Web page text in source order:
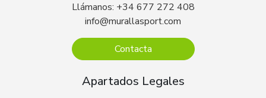
Llámanos: +34 677 272 408
info@murallasport.com
Contacta
Apartados Legales